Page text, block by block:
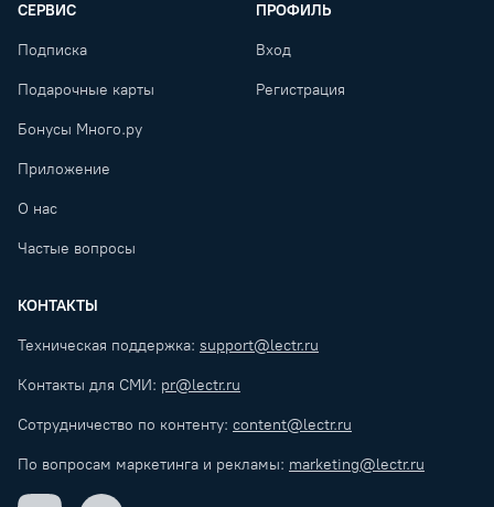
СЕРВИС
Подписка
Подарочные карты
Бонусы Много.ру
Приложение
О нас
Частые вопросы
ПРОФИЛЬ
Вход
Регистрация
КОНТАКТЫ
Техническая поддержка: support@lectr.ru
Контакты для СМИ: pr@lectr.ru
Сотрудничество по контенту: content@lectr.ru
По вопросам маркетинга и рекламы: marketing@lectr.ru
VK Telegram